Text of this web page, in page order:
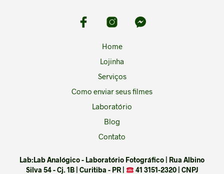
Home
Lojinha
Serviços
Como enviar seus filmes
Laboratório
Blog
Contato
Lab:Lab Analógico - Laboratório Fotográfico | Rua Albino
Silva 54 - Cj. 1B | Curitiba - PR |
41 3151-2320 | CNPJ